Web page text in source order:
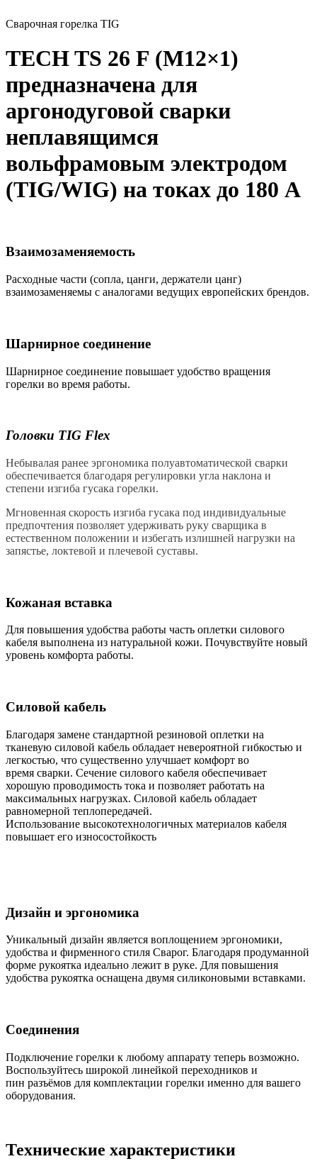
Сварочная горелка TIG
TECH TS 26 F (M12×1)
предназначена для
аргонодуговой сварки
неплавящимся
вольфрамовым электродом
(TIG/WIG) на токах до 180 А
Взаимозаменяемость
Расходные части (сопла, цанги, держатели цанг)
взаимозаменяемы с аналогами ведущих европейских брендов.
Шарнирное соединение
Шарнирное соединение повышает удобство вращения
горелки во время работы.
Головки TIG Flex
Небывалая ранее эргономика полуавтоматической сварки
обеспечивается благодаря регулировки угла наклона и
степени изгиба гусака горелки.
Мгновенная скорость изгиба гусака под индивидуальные
предпочтения позволяет удерживать руку сварщика в
естественном положении и избегать излишней нагрузки на
запястье, локтевой и плечевой суставы.
Кожаная вставка
Для повышения удобства работы часть оплетки силового
кабеля выполнена из натуральной кожи. Почувствуйте новый
уровень комфорта работы.
Силовой кабель
Благодаря замене стандартной резиновой оплетки на
тканевую силовой кабель обладает невероятной гибкостью и
легкостью, что существенно улучшает комфорт во
время сварки. Сечение силового кабеля обеспечивает
хорошую проводимость тока и позволяет работать на
максимальных нагрузках. Силовой кабель обладает
равномерной теплопередачей.
Использование высокотехнологичных материалов кабеля
повышает его износостойкость
Дизайн и эргономика
Уникальный дизайн является воплощением эргономики,
удобства и фирменного стиля Сварог. Благодаря продуманной
форме рукоятка идеально лежит в руке. Для повышения
удобства рукоятка оснащена двумя силиконовыми вставками.
Соединения
Подключение горелки к любому аппарату теперь возможно.
Воспользуйтесь широкой линейкой переходников и
пин разъёмов для комплектации горелки именно для вашего
оборудования.
Технические характеристики